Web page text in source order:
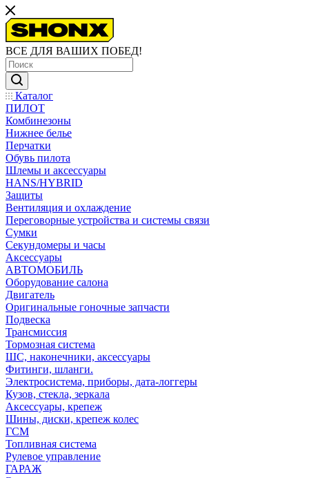
ВСЕ ДЛЯ ВАШИХ ПОБЕД!
Каталог
ПИЛОТ
Комбинезоны
Нижнее белье
Перчатки
Обувь пилота
Шлемы и аксессуары
HANS/HYBRID
Защиты
Вентиляция и охлаждение
Переговорные устройства и системы связи
Сумки
Секундомеры и часы
Аксессуары
АВТОМОБИЛЬ
Оборудование салона
Двигатель
Оригинальные гоночные запчасти
Подвеска
Трансмиссия
Тормозная система
ШС, наконечники, аксессуары
Фитинги, шланги.
Электросистема, приборы, дата-логгеры
Кузов, стекла, зеркала
Аксессуары, крепеж
Шины, диски, крепеж колес
ГСМ
Топливная система
Рулевое управление
ГАРАЖ